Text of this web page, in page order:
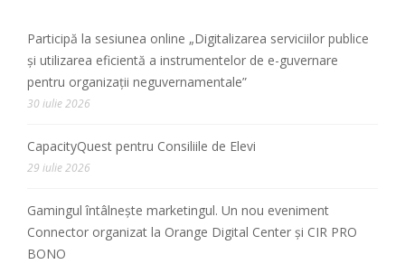
Participă la sesiunea online „Digitalizarea serviciilor publice
și utilizarea eficientă a instrumentelor de e-guvernare
pentru organizații neguvernamentale”
30 iulie 2026
CapacityQuest pentru Consiliile de Elevi
29 iulie 2026
Gamingul întâlnește marketingul. Un nou eveniment
Connector organizat la Orange Digital Center și CIR PRO
BONO